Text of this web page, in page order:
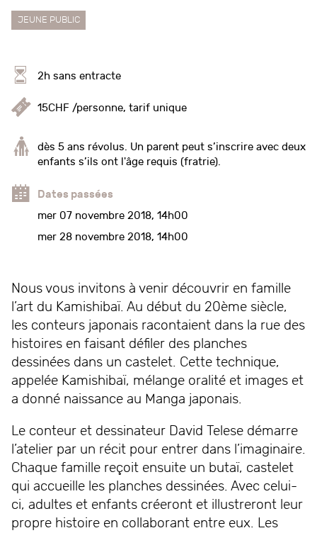
JEUNE PUBLIC
2h sans entracte
15CHF /personne, tarif unique
dès 5 ans révolus. Un parent peut s’inscrire avec deux
enfants s’ils ont l'âge requis (fratrie).
Dates passées
mer 07 novembre 2018, 14h00
mer 28 novembre 2018, 14h00
Nous vous invitons à venir découvrir en famille
l’art du Kamishibaï. Au début du 20ème siècle,
les conteurs japonais racontaient dans la rue des
histoires en faisant défiler des planches
dessinées dans un castelet. Cette technique,
appelée Kamishibaï, mélange oralité et images et
a donné naissance au Manga japonais.
Le conteur et dessinateur David Telese démarre
l’atelier par un récit pour entrer dans l’imaginaire.
Chaque famille reçoit ensuite un butaï, castelet
qui accueille les planches dessinées. Avec celui-
ci, adultes et enfants créeront et illustreront leur
propre histoire en collaborant entre eux. Les